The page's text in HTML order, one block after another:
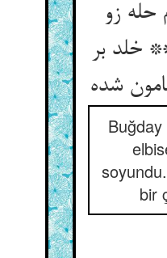
حله زو
خلد بر
bir